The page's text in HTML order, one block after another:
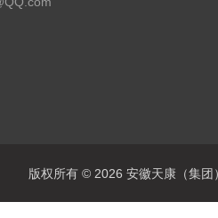
版权所有 © 2026 安徽天康（集